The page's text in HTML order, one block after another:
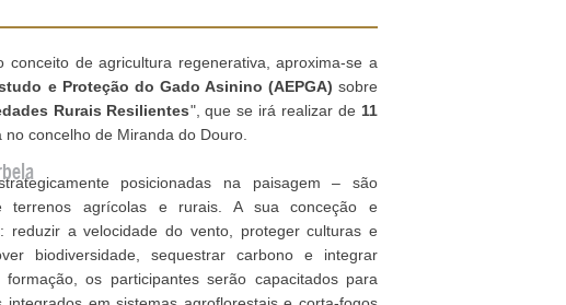
de agricultura regenerativa, aproxima-se a
e Proteção do Gado Asinino (AEPGA) sobre
Rurais Resilientes", que se irá realizar de 11
no concelho de Miranda do Douro.
posicionadas na paisagem – são
terrenos agrícolas e rurais. A sua conceção e
reduzir a velocidade do vento, proteger culturas e
biodiversidade, sequestrar carbono e integrar
os participantes serão capacitados para